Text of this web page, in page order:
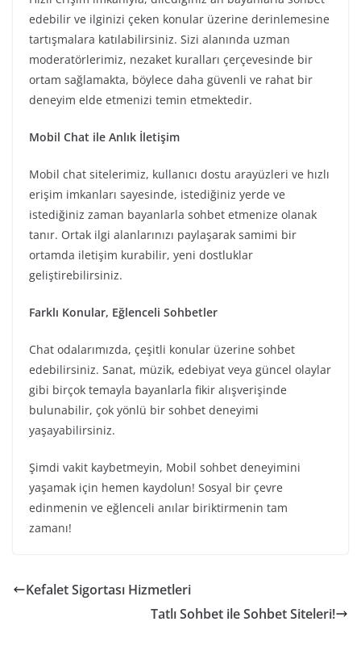
edebilir ve ilginizi çeken konular üzerine derinlemesine
tartışmalara katılabilirsiniz. Sizi alanında uzman
moderatörlerimiz, nezaket kuralları çerçevesinde bir
ortam sağlamakta, böylece daha güvenli ve rahat bir
deneyim elde etmenizi temin etmektedir.
Mobil Chat ile Anlık İletişim
Mobil chat sitelerimiz, kullanıcı dostu arayüzleri ve hızlı
erişim imkanları sayesinde, istediğiniz yerde ve
istediğiniz zaman bayanlarla sohbet etmenize olanak
tanır. Ortak ilgi alanlarınızı paylaşarak samimi bir
ortamda iletişim kurabilir, yeni dostluklar
geliştirebilirsiniz.
Farklı Konular, Eğlenceli Sohbetler
Chat odalarımızda, çeşitli konular üzerine sohbet
edebilirsiniz. Sanat, müzik, edebiyat veya güncel olaylar
gibi birçok temayla bayanlarla fikir alışverişinde
bulunabilir, çok yönlü bir sohbet deneyimi
yaşayabilirsiniz.
Şimdi vakit kaybetmeyin, Mobil sohbet deneyimini
yaşamak için hemen kaydolun! Sosyal bir çevre
edinmenin ve eğlenceli anılar biriktirmenin tam
zamanı!
Kefalet Sigortası Hizmetleri
Tatlı Sohbet ile Sohbet Siteleri!